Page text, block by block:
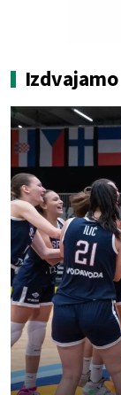
Izdvajamo